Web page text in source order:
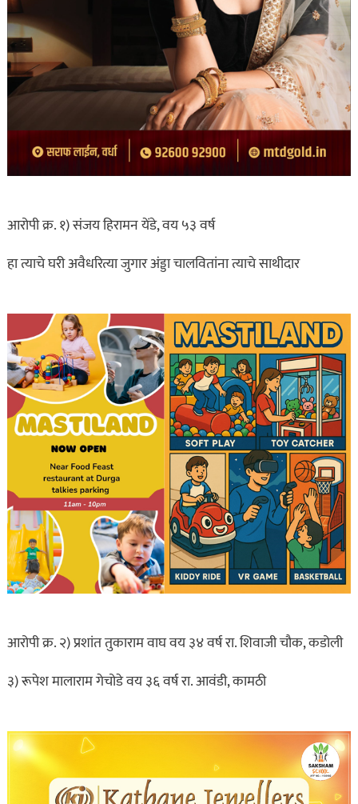
आरोपी क्र. १) संजय हिरामन येंडे, वय ५३ वर्ष
हा त्याचे घरी अवैधरित्या जुगार अंड्डा चालवितांना त्याचे साथीदार
आरोपी क्र. २) प्रशांत तुकाराम वाघ वय ३४ वर्ष रा. शिवाजी चौक, कडोली
३) रूपेश मालाराम गेचोडे वय ३६ वर्ष रा. आवंडी, कामठी